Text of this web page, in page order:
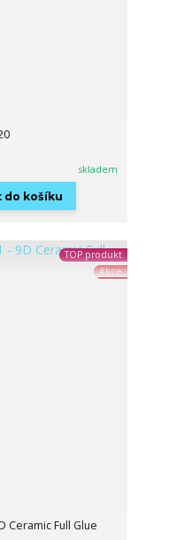
skladem
do košíku
TOP produkt
Akce
Ceramic Full Glue